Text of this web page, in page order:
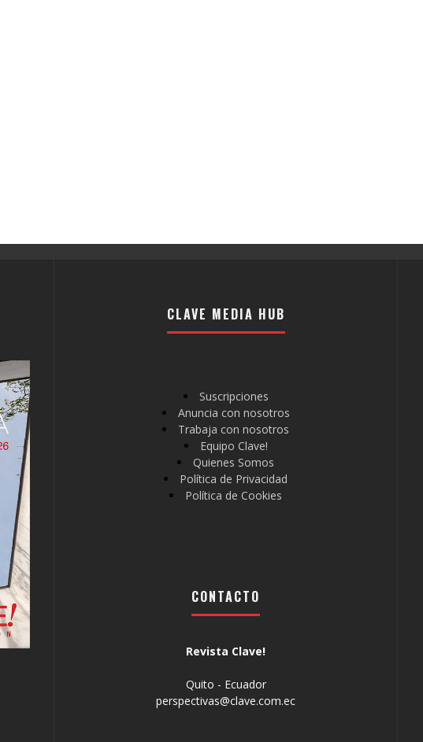
CLAVE MEDIA HUB
Suscripciones
Anuncia con nosotros
Trabaja con nosotros
Equipo Clave!
Quienes Somos
Política de Privacidad
Política de Cookies
CONTACTO
Revista Clave!
Quito - Ecuador
perspectivas@clave.com.ec